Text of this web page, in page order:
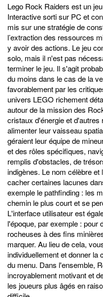
Lego Rock Raiders est un
Interactive sorti sur PC et
mis sur une stratégie de
l’extraction des ressources
y avoir des actions. Le jeu
solo, mais il n'est pas
terminer le jeu. Il s'agit
du moins dans le cas de la
favorablement par les
univers LEGO richement
autour de la mission des
cristaux d'énergie et
alimenter leur vaisseau
géraient leur équipe de
et des rôles spécifiques,
remplis d'obstacles, de
indigènes. Le nom célèbre
cacher certaines lacunes
exemple le pathfinding : les
chemin le plus court et se
L'interface utilisateur est
l'époque, par exemple : pour
rocheuses à des fins
marquer. Au lieu de cela,
individuellement et donner la
du menu. Dans l'ensemble,
incroyablement motivant et
les joueurs plus âgés en